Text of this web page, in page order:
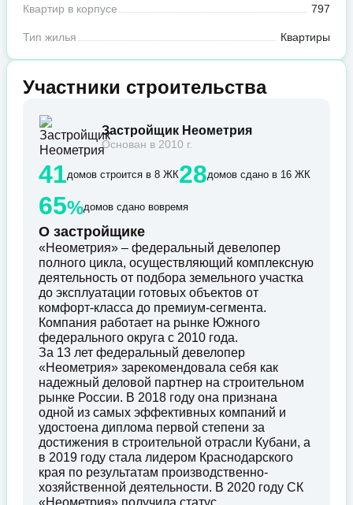
Квартир в корпусе 797
Тип жилья Квартиры
Участники строительства
Застройщик Неометрия
Основан в 2010 г.
41домов строится в 8 ЖК28домов сдано в 16 ЖК
65%домов сдано вовремя
О застройщике
«Неометрия» – федеральный девелопер
полного цикла, осуществляющий комплексную
деятельность от подбора земельного участка
до эксплуатации готовых объектов от
комфорт-класса до премиум-сегмента.
Компания работает на рынке Южного
федерального округа с 2010 года.
За 13 лет федеральный девелопер
«Неометрия» зарекомендовала себя как
надежный деловой партнер на строительном
рынке России. В 2018 году она признана
одной из самых эффективных компаний и
удостоена диплома первой степени за
достижения в строительной отрасли Кубани, а
в 2019 году стала лидером Краснодарского
края по результатам производственно-
хозяйственной деятельности. В 2020 году СК
«Неометрия» получила статус